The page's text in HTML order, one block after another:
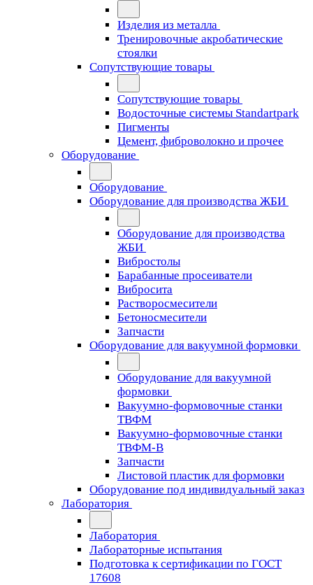
Изделия из металла
Тренировочные акробатические
стоялки
Сопутствующие товары
Сопутствующие товары
Водосточные системы Standartpark
Пигменты
Цемент, фиброволокно и прочее
Оборудование
Оборудование
Оборудование для производства ЖБИ
Оборудование для производства
ЖБИ
Вибростолы
Барабанные просеиватели
Вибросита
Растворосмесители
Бетоносмесители
Запчасти
Оборудование для вакуумной формовки
Оборудование для вакуумной
формовки
Вакуумно-формовочные станки
ТВФМ
Вакуумно-формовочные станки
ТВФМ-В
Запчасти
Листовой пластик для формовки
Оборудование под индивидуальный заказ
Лаборатория
Лаборатория
Лабораторные испытания
Подготовка к сертификации по ГОСТ
17608